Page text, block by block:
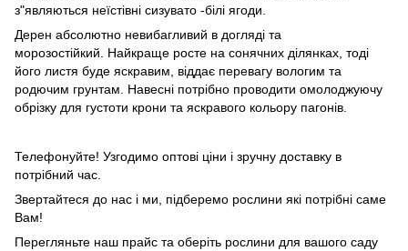
з"являються неїстівні сизувато -білі ягоди.
Дерен абсолютно невибагливий в догляді та
морозостійкий. Найкраще росте на сонячних ділянках, тоді
його листя буде яскравим, віддає перевагу вологим та
родючим грунтам. Навесні потрібно проводити омолоджуючу
обрізку для густоти крони та яскравого кольору пагонів.
Телефонуйте! Узгодимо оптові ціни і зручну доставку в
потрібний час.
Звертайтеся до нас і ми, підберемо рослини які потрібні саме
Вам!
Перегляньте наш прайс та оберіть рослини для вашого саду